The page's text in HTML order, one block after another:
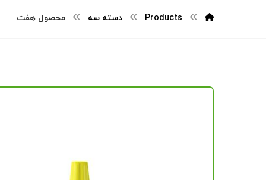
Products دسته سه محصول هفت